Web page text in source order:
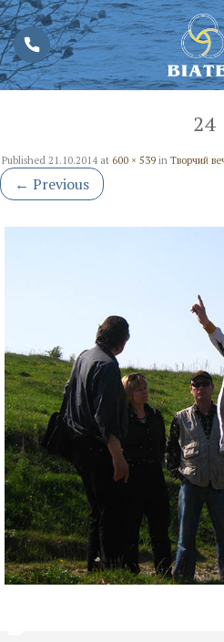
24
Published 21.10.2014at 600 × 539 in Творчий
← Previous